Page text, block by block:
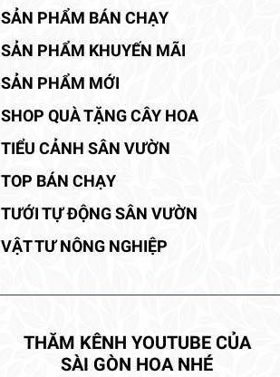
SẢN PHẨM BÁN CHẠY
SẢN PHẨM KHUYẾN MÃI
SẢN PHẨM MỚI
SHOP QUÀ TẶNG CÂY HOA
TIỂU CẢNH SÂN VƯỜN
TOP BÁN CHẠY
TƯỚI TỰ ĐỘNG SÂN VƯỜN
VẬT TƯ NÔNG NGHIỆP
THĂM KÊNH YOUTUBE CỦA
SÀI GÒN HOA NHÉ